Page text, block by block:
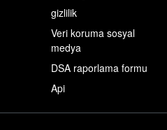
gizlilik
Veri koruma sosyal
medya
DSA raporlama formu
Api